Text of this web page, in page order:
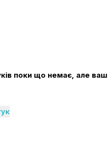
поки що немає, але